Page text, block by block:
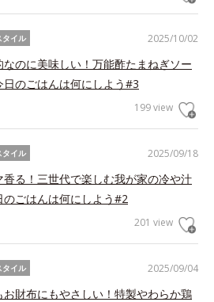
2025/10/02
タイル
なのに美味しい！万能酢たまねぎソー
日のごはんは何にしよう#3
199 view
2025/09/18
タイル
香る！三世代で楽しむ我が家の冷や汁
のごはんは何にしよう#2
201 view
2025/09/04
タイル
お財布にもやさしい！特製やわらか鶏